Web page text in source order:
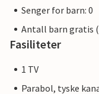
Senger for barn: 0
Antall barn gratis
Fasiliteter
1 TV
Parabol, tyske